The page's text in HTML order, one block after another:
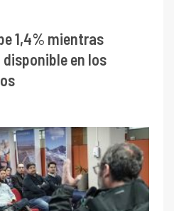
1,4% mientras
en los